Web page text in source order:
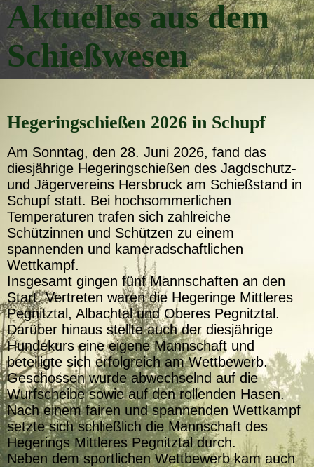
Aktuelles aus dem
Schießwesen
Hegeringschießen 2026 in Schupf
Am Sonntag, den 28. Juni 2026, fand das
diesjährige Hegeringschießen des Jagdschutz-
und Jägervereins Hersbruck am Schießstand in
Schupf statt. Bei hochsommerlichen
Temperaturen trafen sich zahlreiche
Schützinnen und Schützen zu einem
spannenden und kameradschaftlichen
Wettkampf.
Insgesamt gingen fünf Mannschaften an den
Start. Vertreten waren die Hegeringe Mittleres
Pegnitztal, Albachtal und Oberes Pegnitztal.
Darüber hinaus stellte auch der diesjährige
Hundekurs eine eigene Mannschaft und
beteiligte sich erfolgreich am Wettbewerb.
Geschossen wurde abwechselnd auf die
Wurfscheibe sowie auf den rollenden Hasen.
Nach einem fairen und spannenden Wettkampf
setzte sich schließlich die Mannschaft des
Hegerings Mittleres Pegnitztal durch.
Neben dem sportlichen Wettbewerb kam auch